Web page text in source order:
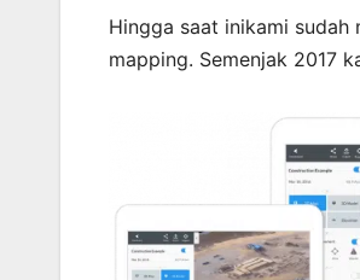
Hingga saat inikami
mapping. Semenjak 2017